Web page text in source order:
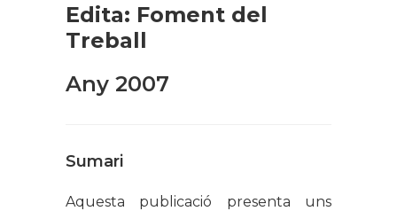
Edita: Foment del
Treball
Any 2007
Sumari
Aquesta publicació presenta uns